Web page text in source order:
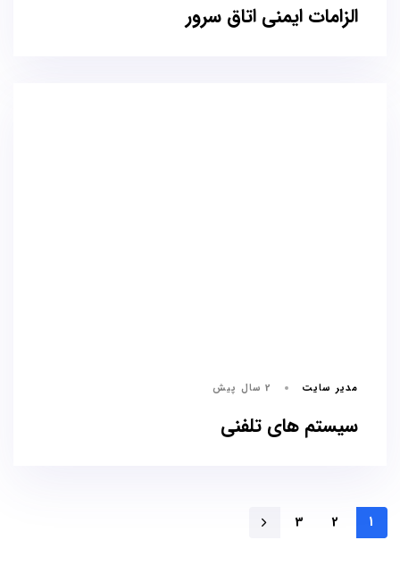
الزامات ایمنی اتاق سرور
مدیر سایت 2 سال پیش
سیستم های تلفنی
1
2
3